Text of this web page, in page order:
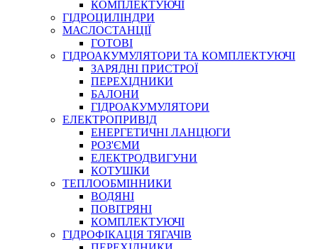
СПЕЦІАЛЬНІ
ГЕРМЕТИКИ
КЛЕЇ, ЦЕМЕНТИ, ЕПОКСИДКИ
РЕМОНТ ГІДРОЦИЛІНДРІВ
КОМПЛЕКТУЮЧІ
ГІДРОЦИЛІНДРИ
МАСЛОСТАНЦІЇ
ГОТОВІ
ГІДРОАКУМУЛЯТОРИ ТА КОМПЛЕКТУЮЧІ
ЗАРЯДНІ ПРИСТРОЇ
ПЕРЕХІДНИКИ
БАЛОНИ
ГІДРОАКУМУЛЯТОРИ
ЕЛЕКТРОПРИВІД
ЕНЕРГЕТИЧНІ ЛАНЦЮГИ
РОЗ'ЄМИ
ЕЛЕКТРОДВИГУНИ
КОТУШКИ
ТЕПЛООБМІННИКИ
ВОДЯНІ
ПОВІТРЯНІ
КОМПЛЕКТУЮЧІ
ГІДРОФІКАЦІЯ ТЯГАЧІВ